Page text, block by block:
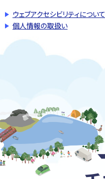
ウェブアクセシビリティについて
個人情報の取扱い